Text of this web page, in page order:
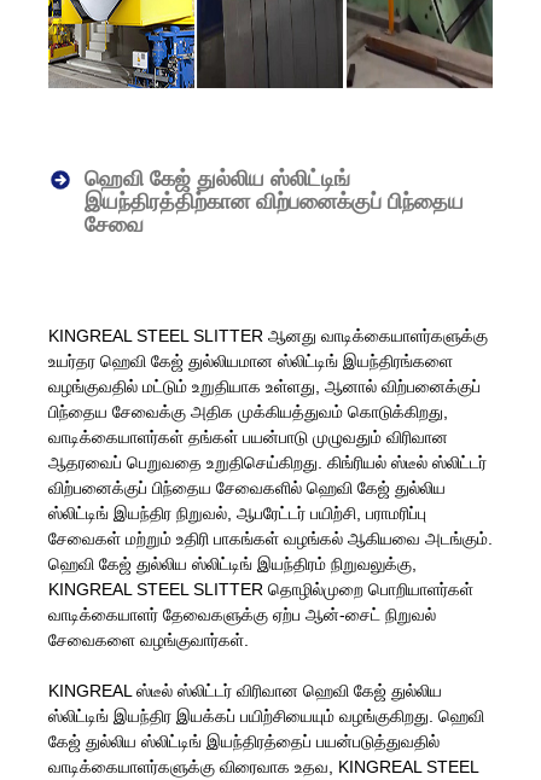
ஹெவி கேஜ் துல்லிய ஸ்லிட்டிங்
இயந்திரத்திற்கான விற்பனைக்குப் பிந்தைய
சேவை
KINGREAL STEEL SLITTER ஆனது வாடிக்கையாளர்களுக்கு
உயர்தர ஹெவி கேஜ் துல்லியமான ஸ்லிட்டிங் இயந்திரங்களை
வழங்குவதில் மட்டும் உறுதியாக உள்ளது, ஆனால் விற்பனைக்குப்
பிந்தைய சேவைக்கு அதிக முக்கியத்துவம் கொடுக்கிறது,
வாடிக்கையாளர்கள் தங்கள் பயன்பாடு முழுவதும் விரிவான
ஆதரவைப் பெறுவதை உறுதிசெய்கிறது. கிங்ரியல் ஸ்டீல் ஸ்லிட்டர்
விற்பனைக்குப் பிந்தைய சேவைகளில் ஹெவி கேஜ் துல்லிய
ஸ்லிட்டிங் இயந்திர நிறுவல், ஆபரேட்டர் பயிற்சி, பராமரிப்பு
சேவைகள் மற்றும் உதிரி பாகங்கள் வழங்கல் ஆகியவை அடங்கும்.
ஹெவி கேஜ் துல்லிய ஸ்லிட்டிங் இயந்திரம் நிறுவலுக்கு,
KINGREAL STEEL SLITTER தொழில்முறை பொறியாளர்கள்
வாடிக்கையாளர் தேவைகளுக்கு ஏற்ப ஆன்-சைட் நிறுவல்
சேவைகளை வழங்குவார்கள்.
KINGREAL ஸ்டீல் ஸ்லிட்டர் விரிவான ஹெவி கேஜ் துல்லிய
ஸ்லிட்டிங் இயந்திர இயக்கப் பயிற்சியையும் வழங்குகிறது. ஹெவி
கேஜ் துல்லிய ஸ்லிட்டிங் இயந்திரத்தைப் பயன்படுத்துவதில்
வாடிக்கையாளர்களுக்கு விரைவாக உதவ, KINGREAL STEEL